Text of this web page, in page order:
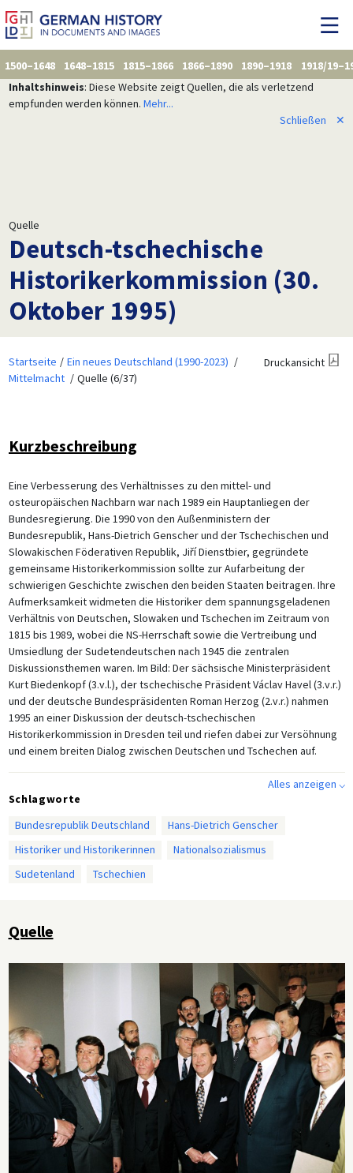
1500–1648 1648–1815 1815–1866 1866–1890 1890–1918
1918/
Inhaltshinweis: Diese Website zeigt Quellen, die als verletzend
empfunden werden können. Mehr...
Schließen
✕
Quelle
Deutsch-tschechische
Historikerkommission (30.
Oktober 1995)
Startseite
Ein neues Deutschland (1990-2023)
Mittelmacht
Quelle (6/37)
Druckansicht
Kurzbeschreibung
Eine Verbesserung des Verhältnisses zu den mittel- und
osteuropäischen Nachbarn war nach 1989 ein Hauptanliegen der
Bundesregierung. Die 1990 von den Außenministern der
Bundesrepublik, Hans-Dietrich Genscher und der Tschechischen und
Slowakischen Föderativen Republik, Jiří Dienstbier, gegründete
gemeinsame Historikerkommission sollte zur Aufarbeitung der
schwierigen Geschichte zwischen den beiden Staaten beitragen. Ihre
Aufmerksamkeit widmeten die Historiker dem spannungsgeladenen
Verhältnis von Deutschen, Slowaken und Tschechen im Zeitraum von
1815 bis 1989, wobei die NS-Herrschaft sowie die Vertreibung und
Umsiedlung der Sudetendeutschen nach 1945 die zentralen
Diskussionsthemen waren. Im Bild: Der sächsische Ministerpräsident
Kurt Biedenkopf (3.v.l.), der tschechische Präsident Václav Havel (3.v.r.)
und der deutsche Bundespräsidenten Roman Herzog (2.v.r.) nahmen
1995 an einer Diskussion der deutsch-tschechischen
Historikerkommission in Dresden teil und riefen dabei zur Versöhnung
und einem breiten Dialog zwischen Deutschen und Tschechen auf.
Alles anzeigen ⌵
Schlagworte
Bundesrepublik Deutschland
Hans-Dietrich Genscher
Historiker und Historikerinnen
Nationalsozialismus
Sudetenland
Tschechien
Quelle